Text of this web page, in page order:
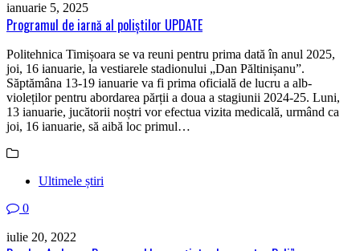
ianuarie 5, 2025
Programul de iarnă al poliștilor UPDATE
Politehnica Timișoara se va reuni pentru prima dată în anul 2025,
joi, 16 ianuarie, la vestiarele stadionului „Dan Păltinișanu”.
Săptămâna 13-19 ianuarie va fi prima oficială de lucru a alb-
violeților pentru abordarea părții a doua a stagiunii 2024-25. Luni,
13 ianuarie, jucătorii noștri vor efectua vizita medicală, urmând ca
joi, 16 ianuarie, să aibă loc primul…
Ultimele știri
0
iulie 20, 2022